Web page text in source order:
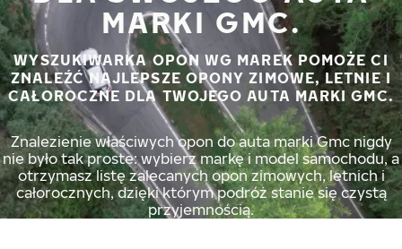
MARKI GMC.
WYSZUKIWARKA OPON WG MAREK POMOŻE CI
ZNALEŹĆ NAJLEPSZE OPONY ZIMOWE, LETNIE I
CAŁOROCZNE DLA TWOJEGO AUTA MARKI GMC.
Znalezienie właściwych opon do auta marki Gmc nigdy
nie było tak proste: wybierz markę i model samochodu, a
otrzymasz listę zalecanych opon zimowych, letnich i
całorocznych, dzięki którym podróż stanie się czystą
przyjemnością.